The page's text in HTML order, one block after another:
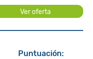
Ver oferta
Puntuación: